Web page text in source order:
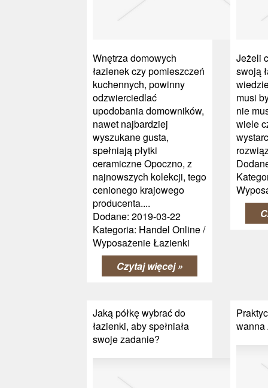
Wnętrza domowych
łazienek czy pomieszczeń
kuchennych, powinny
odzwierciedlać
upodobania domowników,
nawet najbardziej
wyszukane gusta,
spełniają płytki
ceramiczne Opoczno, z
najnowszych kolekcji, tego
cenionego krajowego
producenta....
Dodane: 2019-03-22
Kategoria: Handel Online /
Wyposażenie Łazienki
Czytaj więcej »
Jeżeli
swoją
musi
nie
wiele
Jaką półkę wybrać do
łazienki, aby spełniała
swoje zadanie?
wanna